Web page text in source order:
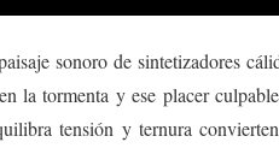
sonoro de sintetizadores
la tormenta y ese placer
tensión y ternura